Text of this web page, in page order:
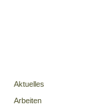
Aktuelles
Arbeiten